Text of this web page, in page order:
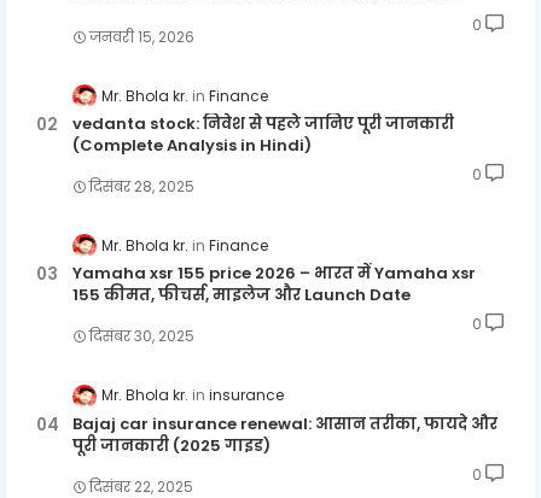
जनवरी 15, 2026
0
Mr. Bhola kr. Finance
vedanta stock: निवेश से पहले जानिए पूरी जानकारी
(Complete Analysis in Hindi)
दिसंबर 28, 2025
0
Mr. Bhola kr. Finance
Yamaha xsr 155 price 2026 – भारत में Yamaha xsr
155 कीमत, फीचर्स, माइलेज और Launch Date
दिसंबर 30, 2025
0
Mr. Bhola kr. insurance
Bajaj car insurance renewal: आसान तरीका, फायदे और
पूरी जानकारी (2025 गाइड)
दिसंबर 22, 2025
0